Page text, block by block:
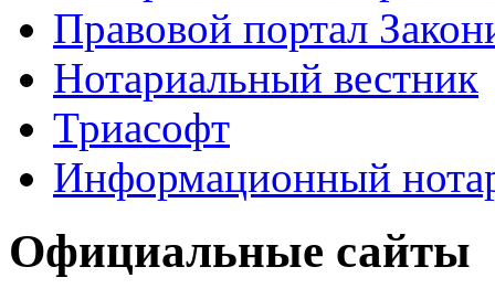
Правовой портал
Нотариальный вестник
Триасофт
Информационный
Официальные сайты